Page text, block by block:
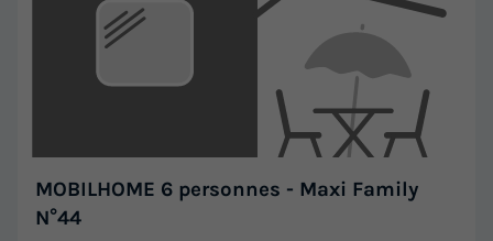
MOBILHOME 6 personnes - Maxi Family
N°44